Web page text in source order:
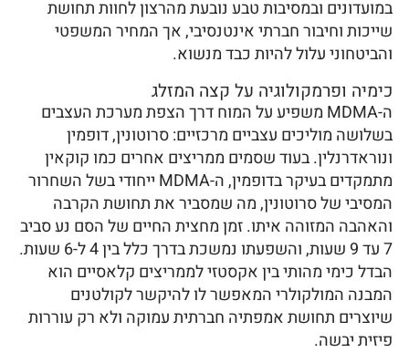
במועדונים ובמסיבות טבע נובעת מהרצון לחוות תחושת
שייכות וחיבור חברתי אינטנסיבי, אך המחיר המשפטי
והביטחוני עלול להיות כבד מנשוא.
כימיה ופרמקולוגיה על קצה המזלג
ה-MDMA משפיע על המוח דרך הצפת מערכת העצבים
בשלושה מוליכים עצביים מרכזיים: סרוטונין, דופמין
ונוראדרנלין. בעוד שסמים ממריצים אחרים כמו קוקאין
מתמקדים בעיקר בדופמין, ה-MDMA ייחודי בשל השחרור
המסיבי של סרוטונין, מה שמסביר את תחושת הקרבה
והאהבה המזוהה איתו. זמן מחצית החיים של הסם נע סביב
7 עד 9 שעות, והשפעתו נמשכת בדרך כלל בין 4 ל-6 שעות.
הבדל כימי מהותי בין אקסטזי לממריצים קלאסיים הוא
המבנה המולקולרי המאפשר לו להיקשר לקולטנים
שיוצרים תחושת אמפתיה חברתית עמוקה ולא רק עוררות
פיזית יבשה.